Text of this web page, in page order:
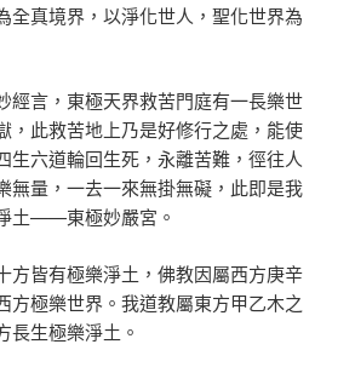
全真境界，以淨化世人，聖化世界為
經言，東極天界救苦門庭有一長樂世
，此救苦地上乃是好修行之處，能使
生六道輪回生死，永離苦難，徑往人
無量，一去一來無掛無礙，此即是我
土——東極妙嚴宮。
方皆有極樂淨土，佛教因屬西方庚辛
方極樂世界。我道教屬東方甲乙木之
長生極樂淨土。